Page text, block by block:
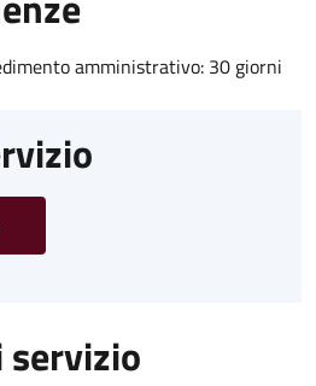
amministrativo: 30 giorni
servizio